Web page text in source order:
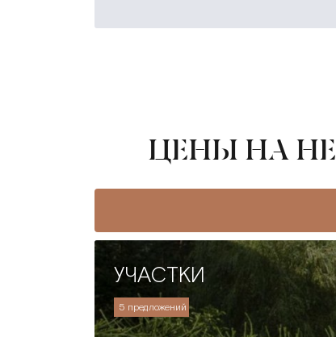
ЦЕНЫ НА
УЧАСТКИ
5 предложений